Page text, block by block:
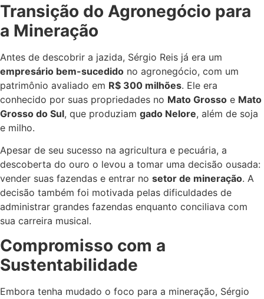
Transição do Agronegócio para
a Mineração
Antes de descobrir a jazida, Sérgio Reis já era um
empresário bem-sucedido no agronegócio, com um
patrimônio avaliado em R$ 300 milhões. Ele era
conhecido por suas propriedades no Mato Grosso e Mato
Grosso do Sul, que produziam gado Nelore, além de soja
e milho.
Apesar de seu sucesso na agricultura e pecuária, a
descoberta do ouro o levou a tomar uma decisão ousada:
vender suas fazendas e entrar no setor de mineração. A
decisão também foi motivada pelas dificuldades de
administrar grandes fazendas enquanto conciliava com
sua carreira musical.
Compromisso com a
Sustentabilidade
Embora tenha mudado o foco para a mineração, Sérgio